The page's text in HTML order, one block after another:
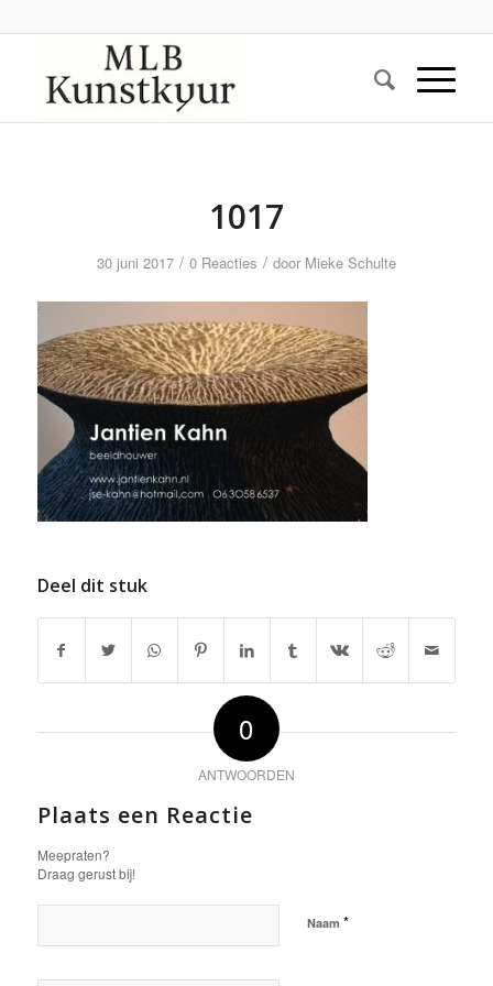
1017
30 juni 2017 / 0 Reacties / door Mieke Schulte
Deel dit stuk
0
ANTWOORDEN
Plaats een Reactie
Meepraten?
Draag gerust bij!
Naam *